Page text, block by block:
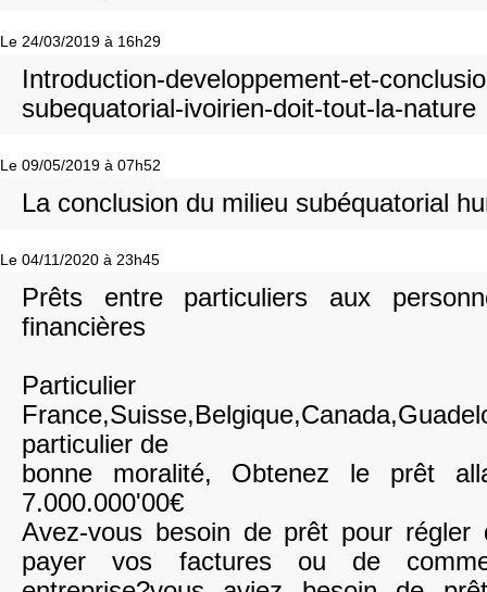
Le 24/03/2019 à 16h29
Introduction-developpement-et-
subequatorial-ivoirien-doit-tout-la-nature
Le 09/05/2019 à 07h52
La conclusion du milieu subéquatorial
Le 04/11/2020 à 23h45
Prêts entre particuliers aux
financières
Particulier
particulier de
bonne moralité, Obtenez le prêt
7.000.000'00€
Avez-vous besoin de prêt pour
payer vos factures ou de